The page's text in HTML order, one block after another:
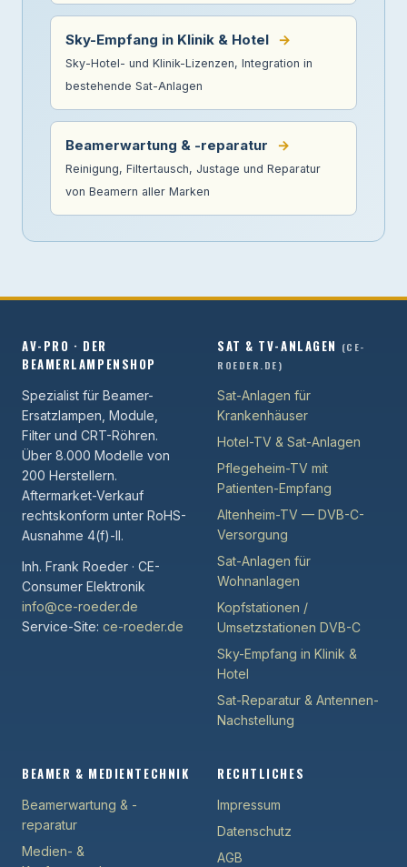
Sky-Empfang in Klinik & Hotel →
Sky-Hotel- und Klinik-Lizenzen, Integration in
bestehende Sat-Anlagen
Beamerwartung & -reparatur →
Reinigung, Filtertausch, Justage und Reparatur
von Beamern aller Marken
AV-PRO · DER
BEAMERLAMPENSHOP
Spezialist für Beamer-
Ersatzlampen, Module,
Filter und CRT-Röhren.
Über 8.000 Modelle von
200 Herstellern.
Aftermarket-Verkauf
rechtskonform unter RoHS-
Ausnahme 4(f)-II.
Inh. Frank Roeder · CE-
Consumer Elektronik
info@ce-roeder.de
Service-Site: ce-roeder.de
SAT & TV-ANLAGEN (CE-
ROEDER.DE)
Sat-Anlagen für
Krankenhäuser
Hotel-TV & Sat-Anlagen
Pflegeheim-TV mit
Patienten-Empfang
Altenheim-TV — DVB-C-
Versorgung
Sat-Anlagen für
Wohnanlagen
Kopfstationen /
Umsetzstationen DVB-C
Sky-Empfang in Klinik &
Hotel
Sat-Reparatur & Antennen-
Nachstellung
BEAMER & MEDIENTECHNIK
Beamerwartung & -
reparatur
Medien- &
RECHTLICHES
Impressum
Datenschutz
AGB